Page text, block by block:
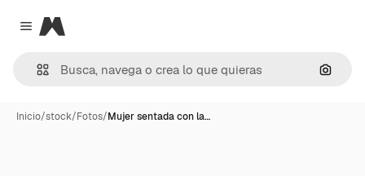
Close menu
Magnific
Inicio/stock/Fotos/Mujer sentada con la…